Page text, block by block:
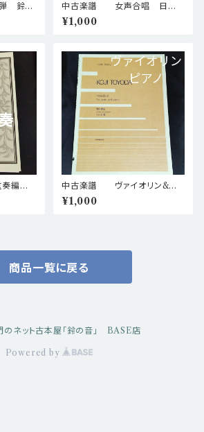
鈴木
新し
中古楽譜 女声合唱 日本
の合唱名曲選集 13 湯山
昭 棚BASEa5
¥1,000
編
棚B
中古楽譜 ヴァイオリン&ピ
アノ 豊田耕児 パンセ Ⅱ 棚
BASEa5
¥1,000
商品一覧に戻る
ネット古本屋「鈴の音」 BASE店
Powered by